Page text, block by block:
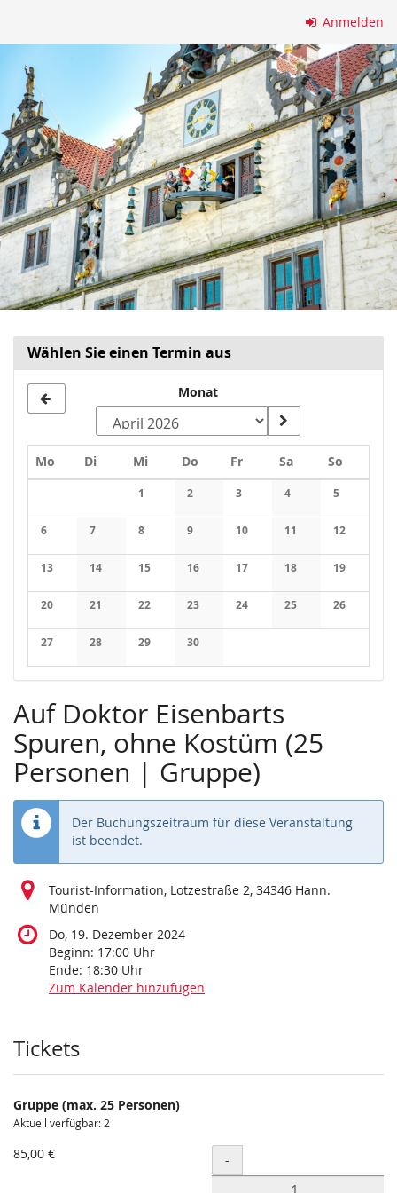
springen
Anmelden
Wählen Sie einen Termin aus
Monat
Mo Montag
DiDienstag
MiMittwoch
Do Donnerstag
FrFreitagSaSamstag
So
1
Keine Veranstaltungen
2
Keine Veranstaltungen
3
Keine Veranstaltungen
4
Keine
5
Keine
6
Keine Veranstaltungen
7
Keine Veranstaltungen
8
Keine Veranstaltungen
9
Keine Veranstaltungen
10
Keine Veranstaltungen
11
Keine
12
Keine
13
Keine Veranstaltungen
14
Keine Veranstaltungen
15
Keine Veranstaltungen
16
Keine Veranstaltungen
17
Keine Veranstaltungen
18
Keine
19
Keine
20
Keine Veranstaltungen
21
Keine Veranstaltungen
22
Keine Veranstaltungen
23
Keine Veranstaltungen
24
Keine Veranstaltungen
25
Keine
26
Keine
27
Keine Veranstaltungen
28
Keine Veranstaltungen
29
Keine Veranstaltungen
30
Keine Veranstaltungen
Auf Doktor Eisenbarts
Spuren, ohne Kostüm (25
Personen | Gruppe)
Der Buchungszeitraum für diese Veranstaltung
ist beendet.
Tourist-Information, Lotzestraße 2, 34346 Hann.
Münden
Do, 19. Dezember 2024
Beginn: 17:00 Uhr
Ende: 18:30 Uhr
Zum Kalender hinzufügen
Produkte
Tickets
Gruppe (max. 25 Personen)
Aktuell verfügbar: 2
85,00 € Menge
-